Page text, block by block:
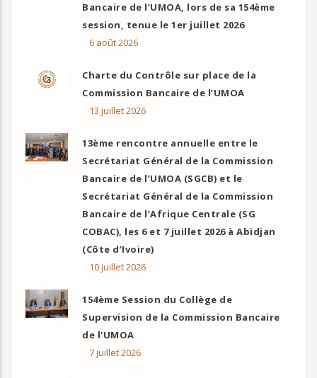
Bancaire de l’UMOA, lors de sa 154ème
session, tenue le 1er juillet 2026
6 août 2026
Charte du Contrôle sur place de la
Commission Bancaire de l’UMOA
13 juillet 2026
13ème rencontre annuelle entre le
Secrétariat Général de la Commission
Bancaire de l’UMOA (SGCB) et le
Secrétariat Général de la Commission
Bancaire de l’Afrique Centrale (SG
COBAC), les 6 et 7 juillet 2026 à Abidjan
(Côte d’Ivoire)
10 juillet 2026
154ème Session du Collège de
Supervision de la Commission Bancaire
de l'UMOA
7 juillet 2026